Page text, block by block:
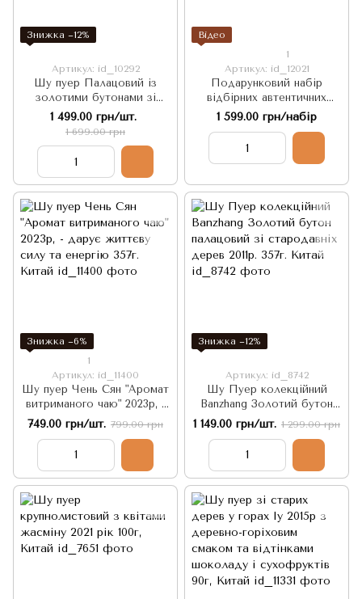
Знижка −12%
Артикул: id_10292
Шу пуер Палацовий із
золотими бутонами зі
стародавніх дерев Bing
Dao 2017 р. Монастирська
Мудрість 357г Китай
1 499.00 грн/шт.
1 699.00 грн
Відео
1
Артикул: id_12021
Подарунковий набір
відбірних автентичних
китайських пуерів: Гордість
Києва 200г
1 599.00 грн/набір
Знижка −6%
1
Артикул: id_11400
Шу пуер Чень Сян "Аромат
витриманого чаю" 2023р, -
дарує життєву силу та
енергію 357г. Китай
749.00 грн/шт. 799.00 грн
Знижка −12%
Артикул: id_8742
Шу Пуер колекційний
Banzhang Золотий бутон
палацовий зі стародавніх
дерев 2011р. 357г. Китай
1 149.00 грн/шт. 1 299.00 грн